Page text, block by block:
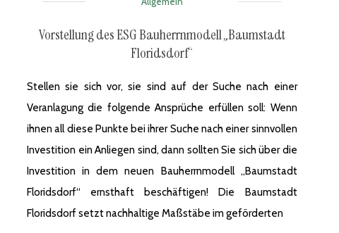
Vorstellung des ESG Bauherrnmodell „Baumstadt
Floridsdorf“
Stellen sie sich vor, sie sind auf der Suche nach einer
Veranlagung die folgende Ansprüche erfüllen soll: Wenn
ihnen all diese Punkte bei ihrer Suche nach einer sinnvollen
Investition ein Anliegen sind, dann sollten Sie sich über die
Investition in dem neuen Bauherrnmodell „Baumstadt
Floridsdorf“ ernsthaft beschäftigen! Die Baumstadt
Floridsdorf setzt nachhaltige Maßstäbe im geförderten